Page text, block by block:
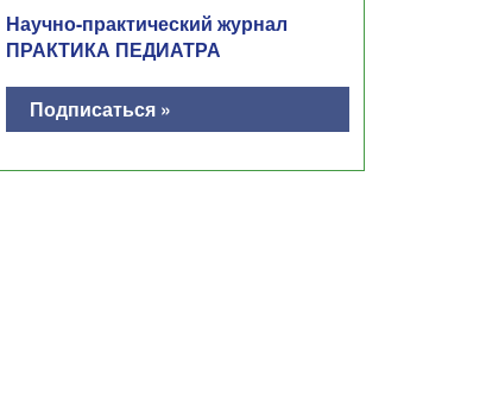
Научно-практический журнал
ПРАКТИКА ПЕДИАТРА
Подписаться »